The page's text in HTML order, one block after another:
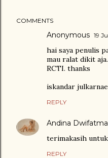
COMMENTS
Anonymous 19
hai saya penulis
mau ralat dikit
RCTI. thanks
iskandar
REPLY
Andina Dwifatma
terimakasih
REPLY